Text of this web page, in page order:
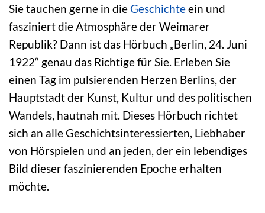
Sie tauchen gerne in dieGeschichteein und
fasziniert die Atmosphäre der Weimarer
Republik? Dann ist das Hörbuch „Berlin, 24. Juni
1922“ genau das Richtige für Sie. Erleben Sie
einen Tag im pulsierenden Herzen Berlins, der
Hauptstadt der Kunst, Kultur und des politischen
Wandels, hautnah mit. Dieses Hörbuch richtet
sich an alle Geschichtsinteressierten, Liebhaber
von Hörspielen und an jeden, der ein lebendiges
Bild dieser faszinierenden Epoche erhalten
möchte.